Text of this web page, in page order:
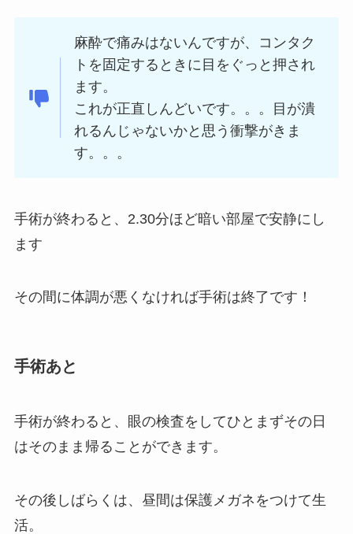
麻酔で痛みはないんですが、コンタク
トを固定するときに目をぐっと押され
ます。
これが正直しんどいです。。。目が潰
れるんじゃないかと思う衝撃がきま
す。。。
手術が終わると、2.30分ほど暗い部屋で安静にし
ます
その間に体調が悪くなければ手術は終了です！
手術あと
手術が終わると、眼の検査をしてひとまずその日
はそのまま帰ることができます。
その後しばらくは、昼間は保護メガネをつけて生
活。